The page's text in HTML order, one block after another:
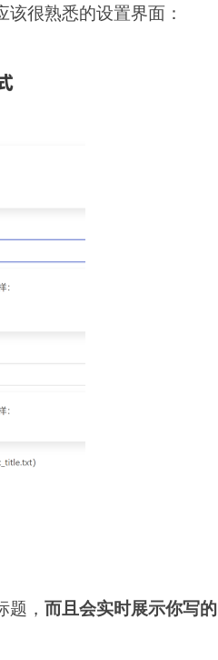
很熟悉的设置界面：
， 而且会实时展示你写的